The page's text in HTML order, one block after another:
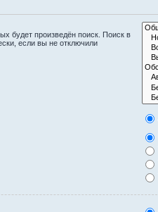
будет произведён поиск. Поиск в
если вы не отключили